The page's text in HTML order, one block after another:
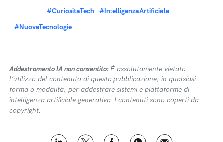
#CuriositaTech
#IntelligenzaArtificiale
#NuoveTecnologie
Addestramento IA non consentito: É assolutamente vietato
l’utilizzo del contenuto di questa pubblicazione, in qualsiasi
forma o modalità, per addestrare sistemi e piattaforme di
intelligenza artificiale generativa. I contenuti sono coperti da
copyright.